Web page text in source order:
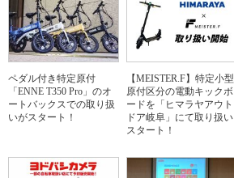
ペダル付き特定原付
「ENNE T350 Pro」のオ
ートバックスでの取り扱
いがスタート！
【MEISTER.F】特定小型
原付区分の電動キックボ
ードを「ヒマラヤアウト
ドア岐阜」にて取り扱い
スタート！